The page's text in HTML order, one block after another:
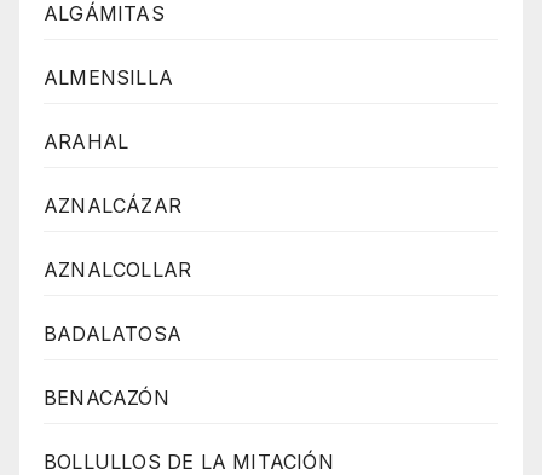
ALGÁMITAS
ALMENSILLA
ARAHAL
AZNALCÁZAR
AZNALCOLLAR
BADALATOSA
BENACAZÓN
BOLLULLOS DE LA MITACIÓN